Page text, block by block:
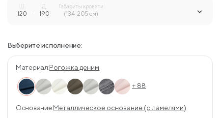
Ш.
120 -
Д.
190
Габариты кровати
(134-205 см)
Выберите исполнение:
Материал:Рогожка деним
+ 88
Основание:Металлическое основание (с ламелями)